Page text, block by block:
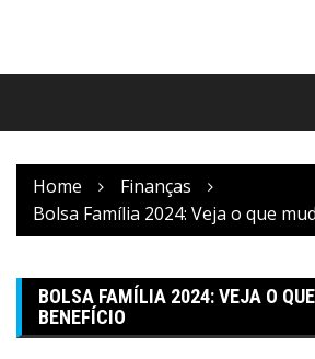
Home
Finanças
Bolsa Família 2024: Veja o que
BOLSA FAMÍLIA 2024: VEJA O
BENEFÍCIO